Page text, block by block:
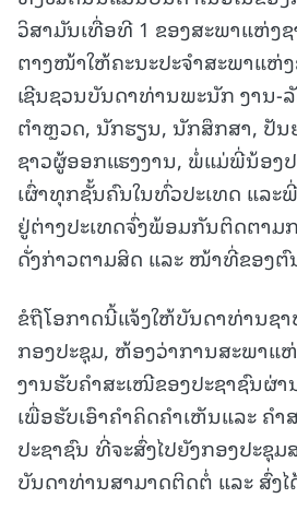
ວິສາມັນເທື່ອທີ 1 ຂອງສະພາແຫ່ງ
ຕາງໜ້າໃຫ້ຄະນະປະຈໍາສະພາແຫ່ງ
ເຊີນຊວນບັນດາທ່ານພະນັກ ງານ-
ຕຳຫຼວດ, ນັກຮຽນ, ນັກສຶກສາ, ປັນ
ຊາວຜູ້ອອກແຮງງານ, ພໍ່ແມ່ພີ່ນ້ອງ
ເຜົ່າທຸກຊັ້ນຄົນໃນທົ່ວປະເທດ ແລະ
ຢູ່ຕ່າງປະເທດຈົ່ງພ້ອມກັນຕິດຕາມ
ດັ່ງກ່າວຕາມສິດ ແລະ ໜ້າທີ່ຂອງຕົ
ຂໍຖືໂອກາດນີ້ແຈ້ງໃຫ້ບັນດາທ່ານຊາ
ກອງປະຊຸມ, ຫ້ອງວ່າການສະພາແ
ງານຮັບຄຳສະເໜີຂອງປະຊາຊົນຜ່
ເພື່ອຮັບເອົາຄຳຄິດຄຳເຫັນແລະ ຄໍ
ປະຊາຊົນ ທີ່ຈະສົ່ງໄປຍັງກອງປະຊຸມ
ບັນດາທ່ານສາມາດຕິດຕໍ່ ແລະ ສົ່ງ